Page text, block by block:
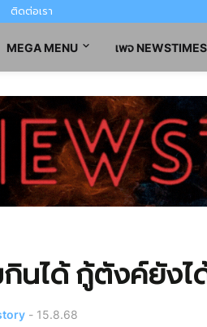
ติดต่อเรา
MEGA MENU เพจ
นได้ กู้ตังค์ยังไ
- 15.8.68